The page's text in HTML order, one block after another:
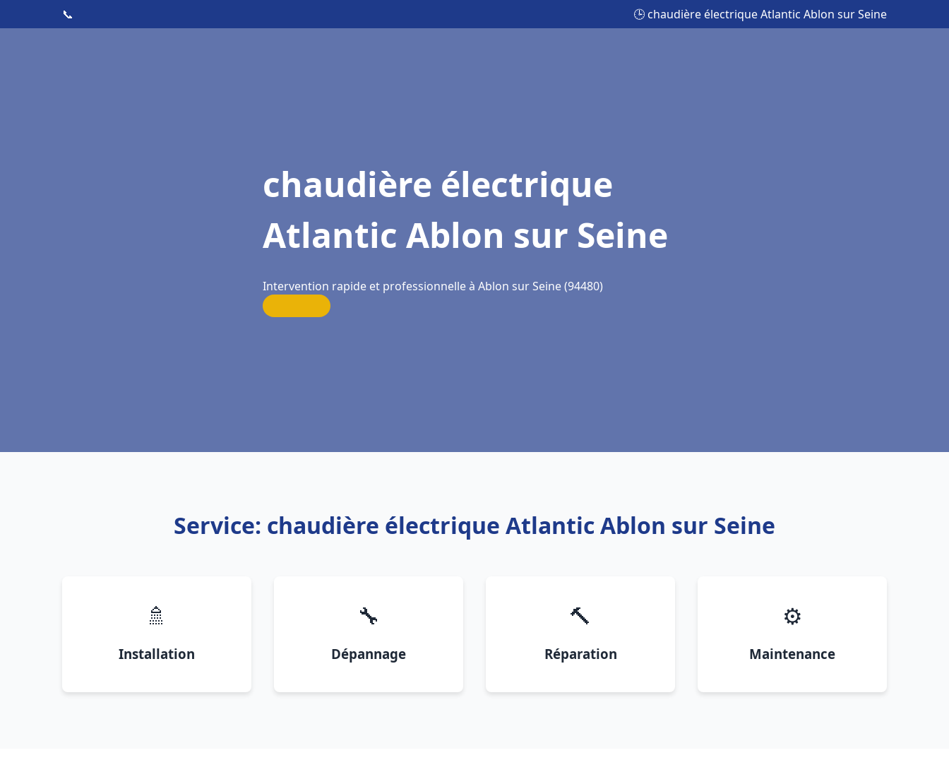
📞 🕒 chaudière électrique Atlantic Ablon sur Seine
chaudière électrique
Atlantic Ablon sur Seine
Intervention rapide et professionnelle à Ablon sur Seine (94480)
Service: chaudière électrique Atlantic Ablon sur Seine
🚿
Installation
🔧
Dépannage
🔨
Réparation
⚙️
Maintenance